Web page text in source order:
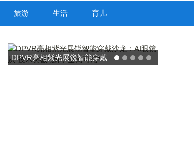
旅游 生活 育儿
东方药林"雪康保"凝胶型膳食